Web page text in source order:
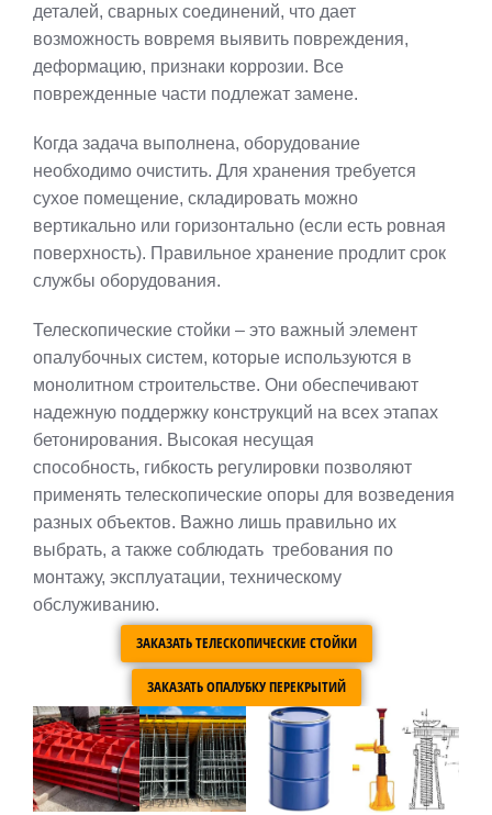
деталей, сварных соединений, что дает
возможность вовремя выявить повреждения,
деформацию, признаки коррозии. Все
поврежденные части подлежат замене.
Когда задача выполнена, оборудование
необходимо очистить. Для хранения требуется
сухое помещение, складировать можно
вертикально или горизонтально (если есть ровная
поверхность). Правильное хранение продлит срок
службы оборудования.
Телескопические стойки – это важный элемент
опалубочных систем, которые используются в
монолитном строительстве. Они обеспечивают
надежную поддержку конструкций на всех этапах
бетонирования. Высокая несущая
способность, гибкость регулировки позволяют
применять телескопические опоры для возведения
разных объектов. Важно лишь правильно их
выбрать, а также соблюдать требования по
монтажу, эксплуатации, техническому
обслуживанию.
ЗАКАЗАТЬ ТЕЛЕСКОПИЧЕСКИЕ СТОЙКИ
ЗАКАЗАТЬ ОПАЛУБКУ ПЕРЕКРЫТИЙ